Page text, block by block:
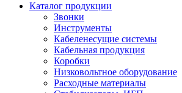
Каталог продукции
Звонки
Инструменты
Кабеленесущие системы
Кабельная продукция
Коробки
Низковольтное оборудование
Расходные материалы